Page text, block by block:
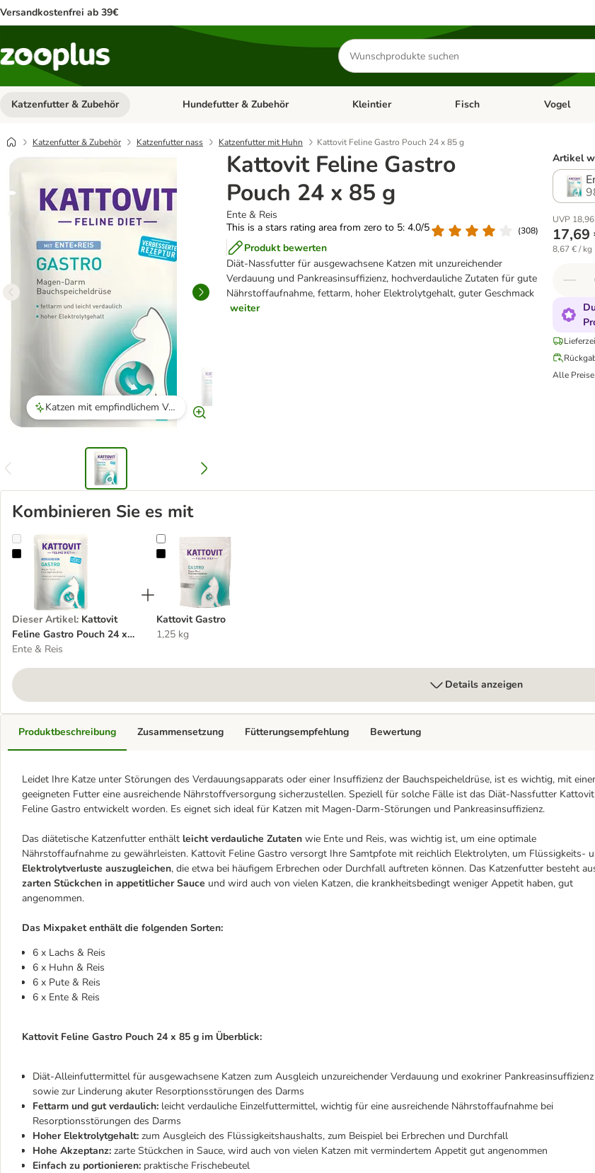
Versandkostenfrei ab 39€
Produkte
suchen
Katzenfutter & Zubehör Kategorie-Menü öffnen: Katzenfutter & Zubehör
Hundefutter & Zubehör Kategorie-Menü öffnen: Hundefutter & Zubehör
Kleintier Kategorie-Menü öffnen: Kleintier
Fisch Kategorie-
Vogel
Katzenfutter & Zubehör Katzenfutter nass Katzenfutter mit Huhn Kattovit Feline Gastro Pouch 24 x 85 g
Kattovit Feline Gastro
Pouch 24 x 85 g
Ente & Reis
This is a stars rating area from zero to 5: 4.0/5
(308)
Produkt bewerten
Diät-Nassfutter für ausgewachsene Katzen mit unzureichender
Verdauung und Pankreasinsuffizienz, hochverdauliche Zutaten für gute
Nährstoffaufnahme, fettarm, hoher Elektrolytgehalt, guter Geschmack
weiter
Katzen mit empfindlichem Verdauungstrakt vertragen das Futter gut.
Artikel
UVP
17,69
8,67 € / kg
Alle
Kombinieren Sie es mit
Kattovit Feline Gastro Pouch 24 x 85 g
Dieser Artikel: Kattovit
Feline Gastro Pouch 24 x
85 g
Ente & Reis
Kattovit Gastro
Kattovit Gastro
1,25 kg
Details anzeigen
Produktbeschreibung
Leidet Ihre Katze unter Störungen des Verdauungsapparats oder einer Insuffizienz der Bauchspeicheldrüse, ist es wichtig, mit
geeigneten Futter eine ausreichende Nährstoffversorgung sicherzustellen. Speziell für solche Fälle ist das Diät-Nassfutter Kattovit
Feline Gastro entwickelt worden. Es eignet sich ideal für Katzen mit Magen-Darm-Störungen und Pankreasinsuffizienz.
Das diätetische Katzenfutter enthält leicht verdauliche Zutaten wie Ente und Reis, was wichtig ist, um eine optimale
Nährstoffaufnahme zu gewährleisten. Kattovit Feline Gastro versorgt Ihre Samtpfote mit reichlich Elektrolyten, um Flüssigkeits-
Elektrolytverluste auszugleichen, die etwa bei häufigem Erbrechen oder Durchfall auftreten können. Das Katzenfutter besteht
zarten Stückchen in appetitlicher Sauce und wird auch von vielen Katzen, die krankheitsbedingt weniger Appetit haben, gut
angenommen.
Das Mixpaket enthält die folgenden Sorten:
6 x Lachs & Reis
6 x Huhn & Reis
6 x Pute & Reis
6 x Ente & Reis
Kattovit Feline Gastro Pouch 24 x 85 g im Überblick:
Diät-Alleinfuttermittel für ausgewachsene Katzen zum Ausgleich unzureichender Verdauung und exokriner Pankreasinsuffizienz
sowie zur Linderung akuter Resorptionsstörungen des Darms
Fettarm und gut verdaulich: leicht verdauliche Einzelfuttermittel, wichtig für eine ausreichende Nährstoffaufnahme bei
Resorptionsstörungen des Darms
Hoher Elektrolytgehalt: zum Ausgleich des Flüssigkeitshaushalts, zum Beispiel bei Erbrechen und Durchfall
Hohe Akzeptanz: zarte Stückchen in Sauce, wird auch von vielen Katzen mit vermindertem Appetit gut angenommen
Einfach zu portionieren: praktische Frischebeutel
Zusammensetzung Fütterungsempfehlung Bewertung